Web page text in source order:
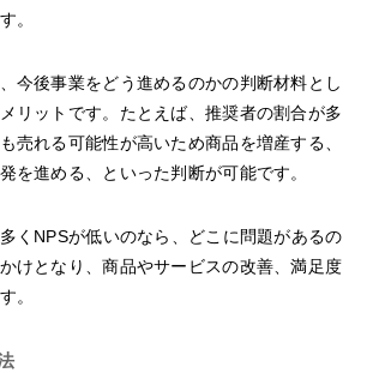
。
今後事業をどう進めるのかの判断材料とし
リットです。たとえば、推奨者の割合が多
売れる可能性が高いため商品を増産する、
を進める、といった判断が可能です。
くNPSが低いのなら、どこに問題があるの
けとなり、商品やサービスの改善、満足度
。